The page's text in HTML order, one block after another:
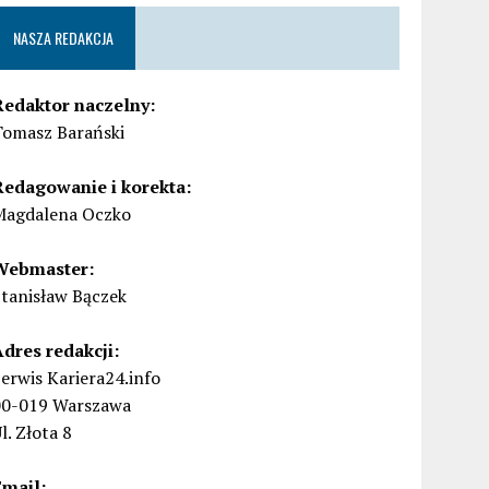
NASZA REDAKCJA
naczelny:
Barański
i korekta:
Oczko
Bączek
redakcji:
Kariera24.info
019 Warszawa
Złota 8